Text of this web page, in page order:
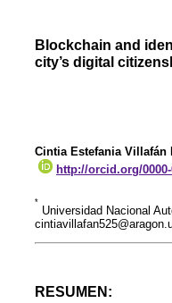
Blockchain and
city’s digital
Cintia Estefania Villafán
http://orcid.org/0000-
*
Universidad Nacional
RESUMEN: